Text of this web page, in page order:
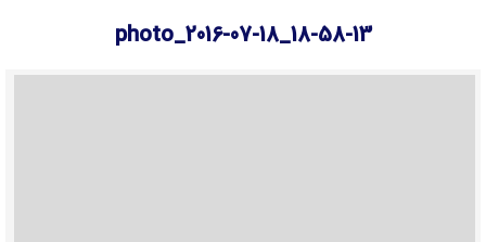
photo_2016-07-18_18-58-13